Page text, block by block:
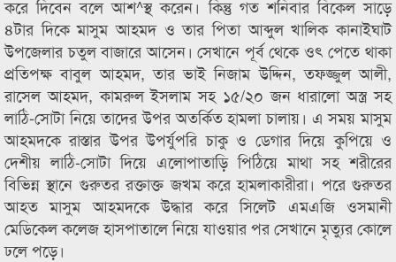
করে দিবেন বলে আশ^স্থ করেন। কিন্তু গত শনিবার বিকেল সাড়ে
৪টার দিকে মাসুম আহমদ ও তার পিতা আব্দুল খালিক কানাইঘাট
উপজেলার চতুল বাজারে আসেন। সেখানে পূর্ব থেকে ওৎ পেতে থাকা
প্রতিপক্ষ বাবুল আহমদ, তার ভাই নিজাম উদ্দিন, তফজ্জুল আলী,
রাসেল আহমদ, কামরুল ইসলাম সহ ১৫/২০ জন ধারালো অস্ত্র সহ
লাঠি-সোটা নিয়ে তাদের উপর অতর্কিত হামলা চালায়। এ সময় মাসুম
আহমদকে রাস্তার উপর উপর্যুপরি চাকু ও ডেগার দিয়ে কুপিয়ে ও
দেশীয় লাঠি-সোটা দিয়ে এলোপাতাড়ি পিঠিয়ে মাথা সহ শরীরের
বিভিন্ন স্থানে গুরুতর রক্তাক্ত জখম করে হামলাকারীরা। পরে গুরুতর
আহত মাসুম আহমদকে উদ্ধার করে সিলেট এমএজি ওসমানী
মেডিকেল কলেজ হাসপাতালে নিয়ে যাওয়ার পর সেখানে মৃত্যুর কোলে
ঢলে পড়ে।